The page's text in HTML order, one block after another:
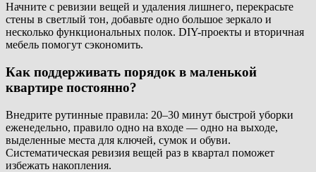
Начните с ревизии вещей и удаления лишнего, перекрасьте
стены в светлый тон, добавьте одно большое зеркало и
несколько функциональных полок. DIY-проекты и вторичная
мебель помогут сэкономить.
Как поддерживать порядок в маленькой
квартире постоянно?
Внедрите рутинные правила: 20–30 минут быстрой уборки
еженедельно, правило одно на входе — одно на выходе,
выделенные места для ключей, сумок и обуви.
Систематическая ревизия вещей раз в квартал поможет
избежать накопления.